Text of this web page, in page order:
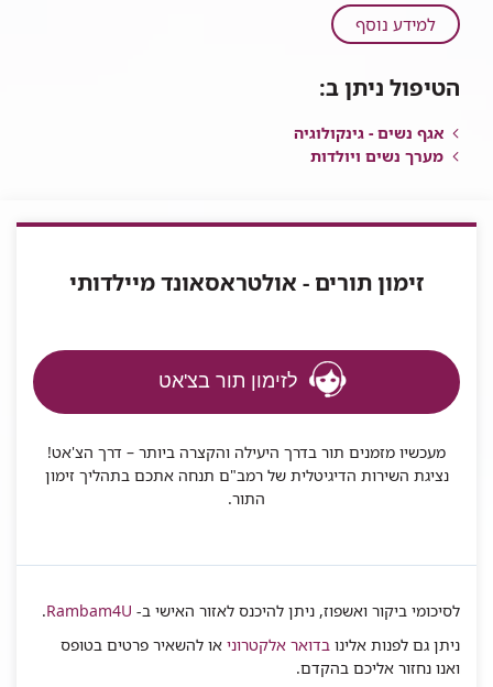
למידע נוסףעל
סקירת
מאוחרת
הטיפול ניתן ב:
אגף נשים - גינקולוגיה
מערך נשים ויולדות
זימון תורים - אולטראסאונד מיילדותי
לזימון תור בצ'אט
מעכשיו מזמנים תור בדרך היעילה והקצרה ביותר – דרך הצ'אט!
נציגת השירות הדיגיטלית של רמב"ם תנחה אתכם בתהליך זימון
התור.
לסיכומי ביקור ואשפוז, ניתן להיכנס לאזור האישי ב- Rambam4U
.
ניתן גם לפנות אלינו בדואר אלקטרוני או להשאיר פרטים בטופס
ואנו נחזור אליכם בהקדם.